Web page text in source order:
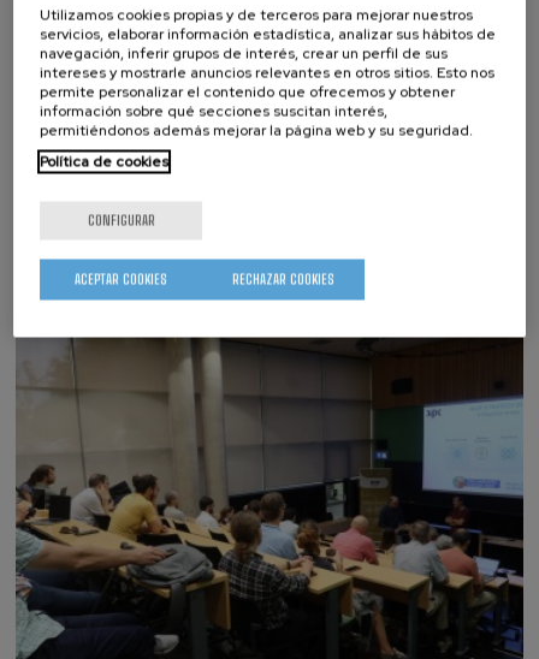
materia en la nanoescala es muy especial y científicos de muy
diversas disciplinas estudian hoy en día todos estos fenómenos.
Nuestra investigación se centra principalmente en la Nanociencia
Cuántica, los Nanomateriales y la Nanomedicina.
Investigación
NEWS
Utilizamos cookies propias y de terceros para mejorar nuestros
servicios, elaborar información estadística, analizar sus hábitos de
navegación, inferir grupos de interés, crear un perfil de sus
intereses y mostrarle anuncios relevantes en otros sitios. Esto nos
permite personalizar el contenido que ofrecemos y obtener
información sobre qué secciones suscitan interés,
permitiéndonos además mejorar la página web y su seguridad.
Política de cookies
CONFIGURAR
RECHAZAR COOKIES
ACEPTAR COOKIES